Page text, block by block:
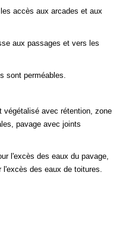
accès aux arcades et aux
aux passages et vers les
sont perméables.
végétalisé avec rétention, zone
pavage avec joints
l'excès des eaux du pavage,
l'excès des eaux de toitures.